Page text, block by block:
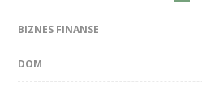
BIZNES FINANSE
DOM